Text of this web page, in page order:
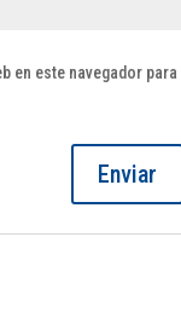
en este navegador para